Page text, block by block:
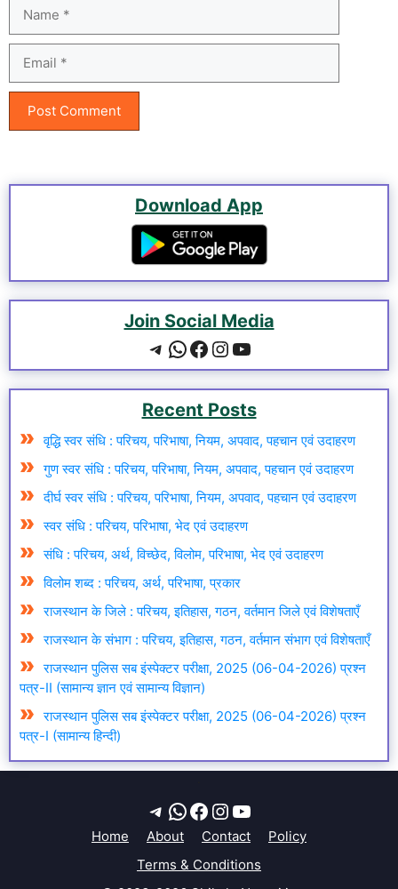
Download App
Join Social Media
Telegram
WhatsApp
Facebook
Instagram
YouTube
Recent Posts
वृद्धि स्वर संधि : परिचय, परिभाषा, नियम, अपवाद, पहचान एवं उदाहरण
गुण स्वर संधि : परिचय, परिभाषा, नियम, अपवाद, पहचान एवं उदाहरण
दीर्घ स्वर संधि : परिचय, परिभाषा, नियम, अपवाद, पहचान एवं उदाहरण
स्वर संधि : परिचय, परिभाषा, भेद एवं उदाहरण
संधि : परिचय, अर्थ, विच्छेद, विलोम, परिभाषा, भेद एवं उदाहरण
विलोम शब्द : परिचय, अर्थ, परिभाषा, प्रकार
राजस्थान के जिले : परिचय, इतिहास, गठन, वर्तमान जिले एवं विशेषताएँ
राजस्थान के संभाग : परिचय, इतिहास, गठन, वर्तमान संभाग एवं विशेषताएँ
राजस्थान पुलिस सब इंस्पेक्टर परीक्षा, 2025 (06-04-2026) प्रश्न
पत्र-II (सामान्य ज्ञान एवं सामान्य विज्ञान)
राजस्थान पुलिस सब इंस्पेक्टर परीक्षा, 2025 (06-04-2026) प्रश्न
पत्र-I (सामान्य हिन्दी)
Telegram
WhatsApp
Facebook
Instagram
YouTube
Home About Contact
Policy
Terms & Conditions